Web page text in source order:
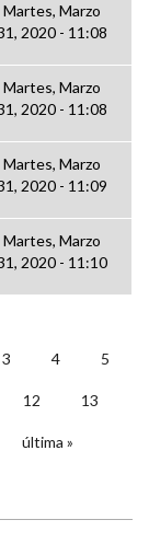
Martes, Marzo
2020 - 11:08
Martes, Marzo
2020 - 11:08
Martes, Marzo
2020 - 11:09
Martes, Marzo
2020 - 11:10
3 4 5
12 13
última »